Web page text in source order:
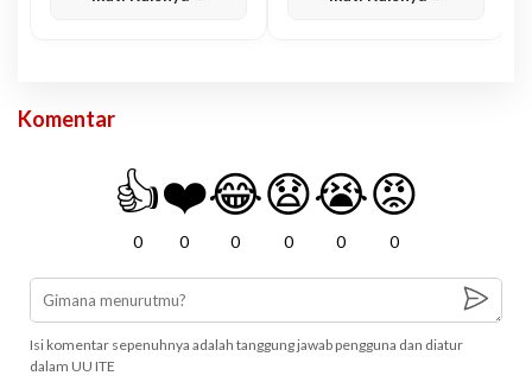
Komentar
👍
0
❤️
0
😂
0
😧
0
😭
0
😡
0
Isi komentar sepenuhnya adalah tanggung jawab pengguna dan diatur
dalam UU ITE